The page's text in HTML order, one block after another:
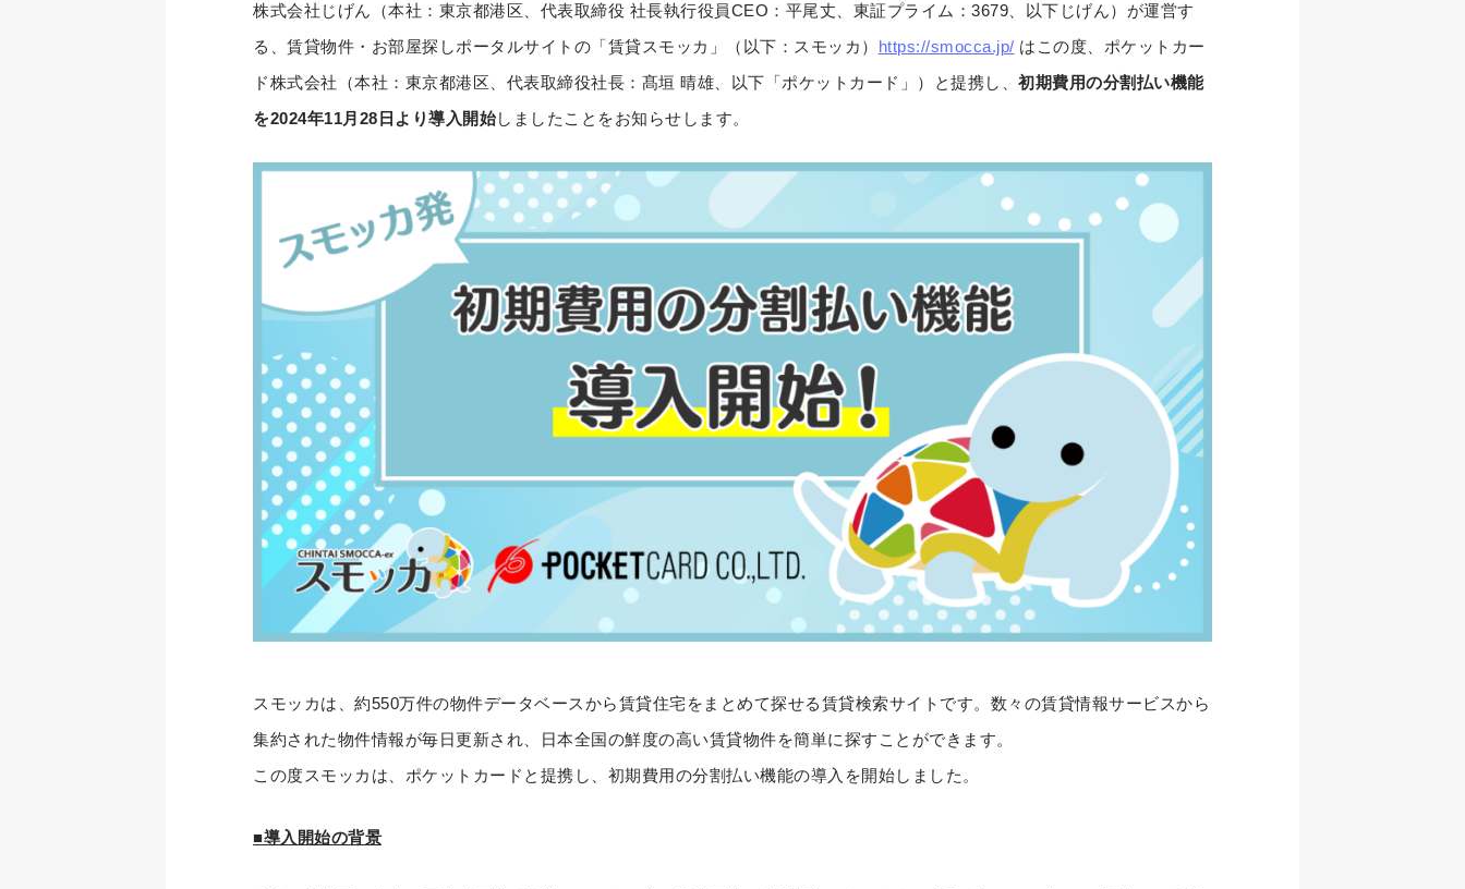
株式会社じげん（本社：東京都港区、代表取締役 社長執行役員CEO：平尾丈、東証プライム：3679、以下じげん）が運営す
る、賃貸物件・お部屋探しポータルサイトの「賃貸スモッカ」（以下：スモッカ） https://smocca.jp/ はこの度、ポケットカー
ド株式会社（本社：東京都港区、代表取締役社長：髙垣 晴雄、以下「ポケットカード」）と提携し、 初期費用の分割払い機能
を2024年11月28日より導入開始しましたことをお知らせします。
スモッカは、約550万件の物件データベースから賃貸住宅をまとめて探せる賃貸検索サイトです。数々の賃貸情報サービスから
集約された物件情報が毎日更新され、日本全国の鮮度の高い賃貸物件を簡単に探すことができます。
この度スモッカは、ポケットカードと提携し、初期費用の分割払い機能の導入を開始しました。
■導入開始の背景